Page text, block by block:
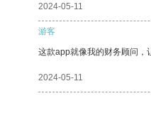
2024-05-11
游客
这款app就像我的财务顾问，
2024-05-11